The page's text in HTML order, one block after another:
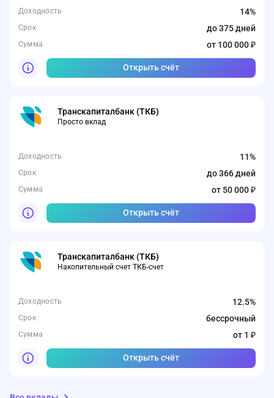
Доходность 14%
Срок до 375 дней
Сумма от 100 000 ₽
Открыть счёт
Транскапиталбанк (ТКБ)
Просто вклад
Доходность 11%
Срок до 366 дней
Сумма от 50 000 ₽
Открыть счёт
Транскапиталбанк (ТКБ)
Накопительный счет ТКБ-счет
Доходность 12.5%
Срок бессрочный
Сумма от 1 ₽
Открыть счёт